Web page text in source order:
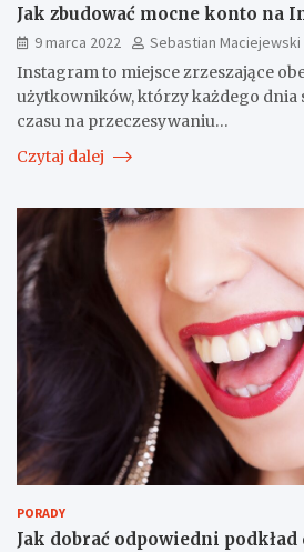
Jak zbudować mocne konto na
9 marca 2022
Sebastian Maciejewski
Instagram to miejsce zrzeszające
użytkowników, którzy każdego dnia
czasu na przeczesywaniu…
Czytaj dalej
PORADY
Jak dobrać odpowiedni podkład